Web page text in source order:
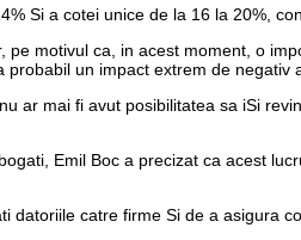
Si a cotei unice de la 16 la 20%,
motivul ca, in acest moment, o
un impact extrem de negativ
ar mai fi avut posibilitatea sa iSi
Emil Boc a precizat ca acest
catre firme Si de a asigura